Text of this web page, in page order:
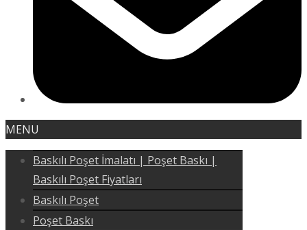
MENU
Baskılı Poşet İmalatı | Poşet Baskı |
Baskılı Poşet Fiyatları
Baskılı Poşet
Poşet Baskı